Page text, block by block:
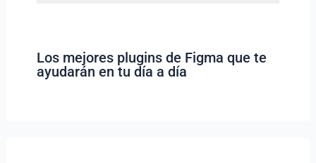
Los mejores plugins de Figma que te
ayudarán en tu día a día